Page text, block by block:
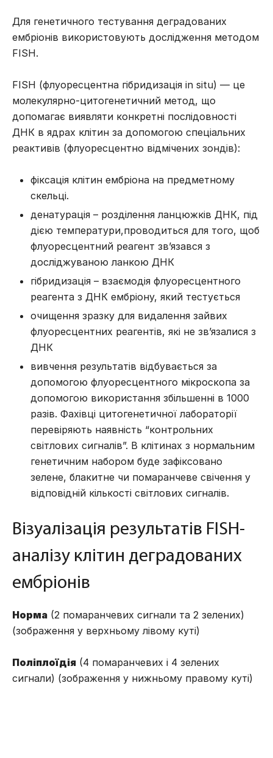
Для генетичного тестування деградованих
ембріонів використовують дослідження методом
FISH.
FISH (флуоресцентна гібридизація in situ) — це
молекулярно-цитогенетичний метод, що
допомагає виявляти конкретні послідовності
ДНК в ядрах клітин за допомогою спеціальних
реактивів (флуоресцентно відмічених зондів):
фіксація клітин ембріона на предметному
скельці.
денатурація – розділення ланцюжків ДНК, під
дією температури,проводиться для того, щоб
флуоресцентний реагент зв’язався з
досліджуваною ланкою ДНК
гібридизація – взаємодія флуоресцентного
реагента з ДНК ембріону, який тестується
очищення зразку для видалення зайвих
флуоресцентних реагентів, які не зв’язалися з
ДНК
вивчення результатів відбувається за
допомогою флуоресцентного мікроскопа за
допомогою використання збільшенні в 1000
разів. Фахівці цитогенетичної лабораторії
перевіряють наявність “контрольних
світлових сигналів”. В клітинах з нормальним
генетичним набором буде зафіксовано
зелене, блакитне чи помаранчеве свічення у
відповідній кількості світлових сигналів.
Візуалізація результатів FISH-
аналізу клітин деградованих
ембріонів
Норма (2 помаранчевих сигнали та 2 зелених)
(зображення у верхньому лівому куті)
Поліплоїдія (4 помаранчевих і 4 зелених
сигнали) (зображення у нижньому правому куті)